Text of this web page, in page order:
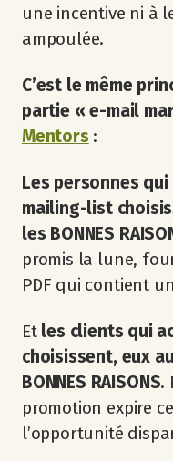
une incentive ni à
ampoulée.
C’est le même
partie « e-mail
Mentors :
Les personnes
mailing-list
les BONNES
promis la lune,
PDF qui contient
Et les clients qui
choisissent, eux
BONNES RAISONS.
promotion expire
l’opportunité